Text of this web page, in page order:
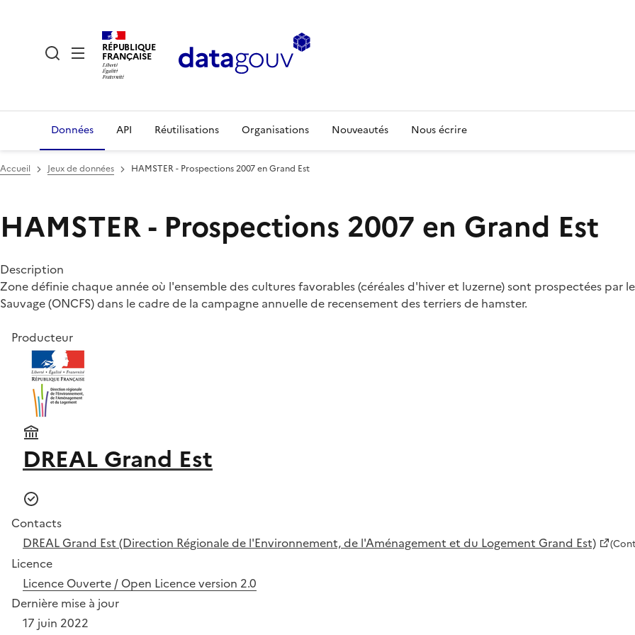
RÉPUBLIQUE
FRANÇAISE
Données API Réutilisations Organisations Nouveautés Nous écrire
Accueil Jeux de données HAMSTER - Prospections 2007 en Grand Est
HAMSTER - Prospections 2007 en Grand Est
Description
Zone définie chaque année où l'ensemble des cultures favorables (céréales d'hiver et luzerne) sont prospectées par
Sauvage (ONCFS) dans le cadre de la campagne annuelle de recensement des terriers de hamster.
Producteur
DREAL Grand Est
Contacts
DREAL Grand Est (Direction Régionale de l'Environnement, de l'Aménagement et du Logement Grand Est)
Licence
Licence Ouverte / Open Licence version 2.0
Dernière mise à jour
17 juin 2022